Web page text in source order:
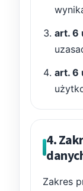
art. 6
art. 6
4.
Zakres